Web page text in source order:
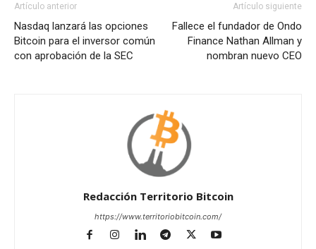
Artículo anterior
Nasdaq lanzará las opciones
Bitcoin para el inversor común
con aprobación de la SEC
Artículo siguiente
Fallece el fundador de Ondo
Finance Nathan Allman y
nombran nuevo CEO
Redacción Territorio Bitcoin
https://www.territoriobitcoin.com/